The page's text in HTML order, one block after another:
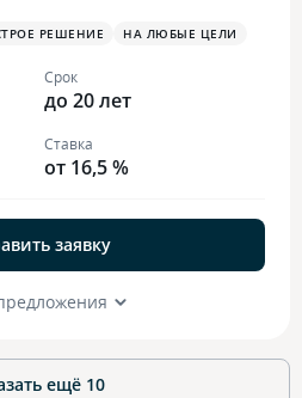
РЕШЕНИЕ НА ЛЮБЫЕ ЦЕЛИ
Срок
до 20 лет
Ставка
от 16,5 %
заявку
ещё 10